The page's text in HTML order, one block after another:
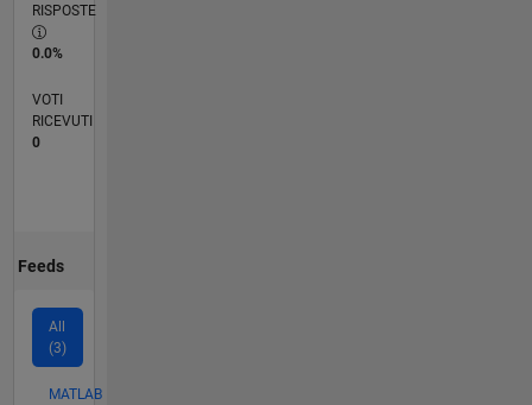
RISPOSTE
0.0%
VOTI
RICEVUTI
0
Feeds
All
(3)
MATLAB